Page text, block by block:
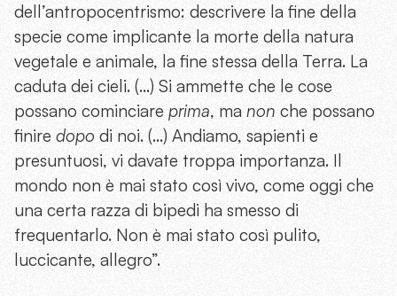
dell’antropocentrismo: descrivere la fine della
specie come implicante la morte della natura
vegetale e animale, la fine stessa della Terra. La
caduta dei cieli. (…) Si ammette che le cose
possano cominciare prima, ma non che possano
finire dopo di noi. (…) Andiamo, sapienti e
presuntuosi, vi davate troppa importanza. Il
mondo non è mai stato così vivo, come oggi che
una certa razza di bipedi ha smesso di
frequentarlo. Non è mai stato così pulito,
luccicante, allegro”.